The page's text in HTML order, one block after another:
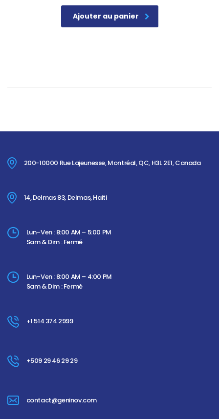
Ajouter au panier
200-10000 Rue Lajeunesse, Montréal, QC, H3L 2E1, Canada
14, Delmas 83, Delmas, Haiti
Lun–Ven : 8:00 AM – 5:00 PM
Sam & Dim : Fermé
Lun–Ven : 8:00 AM – 4:00 PM
Sam & Dim : Fermé
+1 514 374 2999
+509 29 46 29 29
contact@geninov.com